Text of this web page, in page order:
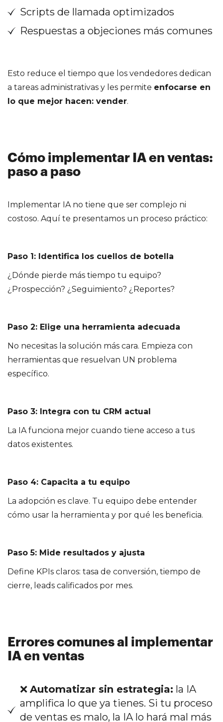
Scripts de llamada optimizados
Respuestas a objeciones más comunes
Esto reduce el tiempo que los vendedores dedican
a tareas administrativas y les permite enfocarse en
lo que mejor hacen: vender.
Cómo implementar IA en ventas:
paso a paso
Implementar IA no tiene que ser complejo ni
costoso. Aquí te presentamos un proceso práctico:
Paso 1: Identifica los cuellos de botella
¿Dónde pierde más tiempo tu equipo?
¿Prospección? ¿Seguimiento? ¿Reportes?
Paso 2: Elige una herramienta adecuada
No necesitas la solución más cara. Empieza con
herramientas que resuelvan UN problema
específico.
Paso 3: Integra con tu CRM actual
La IA funciona mejor cuando tiene acceso a tus
datos existentes.
Paso 4: Capacita a tu equipo
La adopción es clave. Tu equipo debe entender
cómo usar la herramienta y por qué les beneficia.
Paso 5: Mide resultados y ajusta
Define KPIs claros: tasa de conversión, tiempo de
cierre, leads calificados por mes.
Errores comunes al implementar
IA en ventas
❌ Automatizar sin estrategia: la IA
amplifica lo que ya tienes. Si tu proceso
de ventas es malo, la IA lo hará mal más